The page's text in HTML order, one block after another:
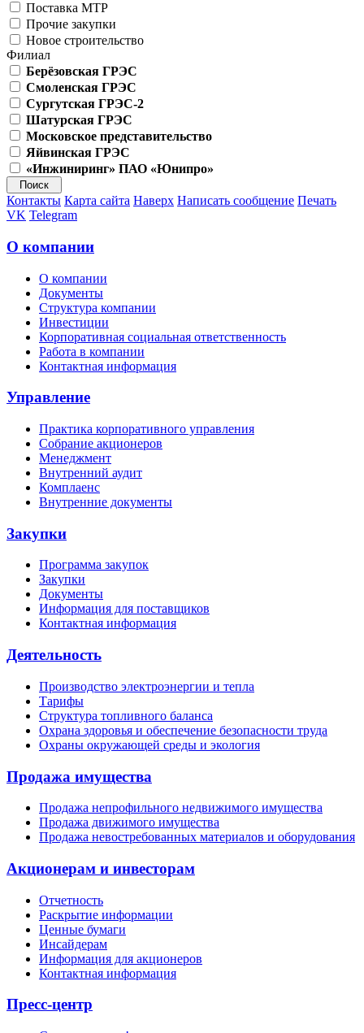
Поставка МТР
Прочие закупки
Новое строительство
Филиал
Берёзовская ГРЭС
Смоленская ГРЭС
Сургутская ГРЭС-2
Шатурская ГРЭС
Московское представительство
Яйвинская ГРЭС
«Инжиниринг» ПАО «Юнипро»
Контакты Карта сайта Наверх Написать сообщение Печать
VK Telegram
О компании
О компании
Документы
Структура компании
Инвестиции
Корпоративная социальная ответственность
Работа в компании
Контактная информация
Управление
Практика корпоративного управления
Собрание акционеров
Менеджмент
Внутренний аудит
Комплаенс
Внутренние документы
Закупки
Программа закупок
Закупки
Документы
Информация для поставщиков
Контактная информация
Деятельность
Производство электроэнергии и тепла
Тарифы
Структура топливного баланса
Охрана здоровья и обеспечение безопасности труда
Охраны окружающей среды и экология
Продажа имущества
Продажа непрофильного недвижимого имущества
Продажа движимого имущества
Продажа невостребованных материалов и оборудования
Акционерам и инвесторам
Отчетность
Раскрытие информации
Ценные бумаги
Инсайдерам
Информация для акционеров
Контактная информация
Пресс-центр